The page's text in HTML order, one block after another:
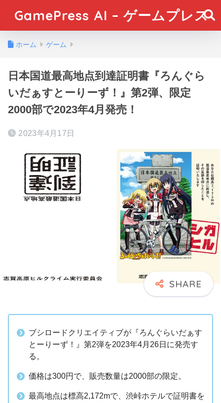
GamePress AI – ゲームプレス
ホーム ゲーム
日本国道最高地点到達証明書『ろんぐら
いだぁすとーりーず！』第2弾、限定
2000部で2023年4月発売！
2023年4月17日
ブシロードクリエイティブが『ろんぐらいだぁす
とーりーず！』第2弾を2023年4月26日に発売す
る。
価格は300円で、販売数量は2000部の限定。
最高地点は標高2,172mで、渋峠ホテルで証明書を